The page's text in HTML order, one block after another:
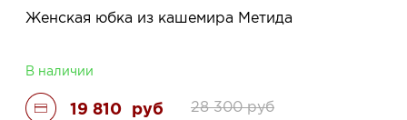
Женская юбка из кашемира Метида
В наличии
19 810 руб 28 300 руб